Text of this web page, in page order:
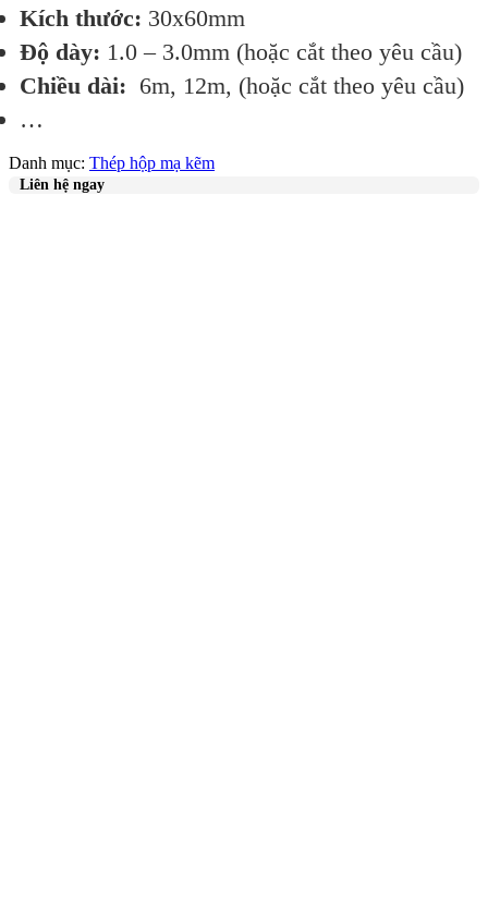
Kích thước: 30x60mm
Độ dày: 1.0 – 3.0mm (hoặc cắt theo yêu cầu)
Chiều dài: 6m, 12m, (hoặc cắt theo yêu cầu)
…
Danh mục: Thép hộp mạ kẽm
Liên hệ ngay